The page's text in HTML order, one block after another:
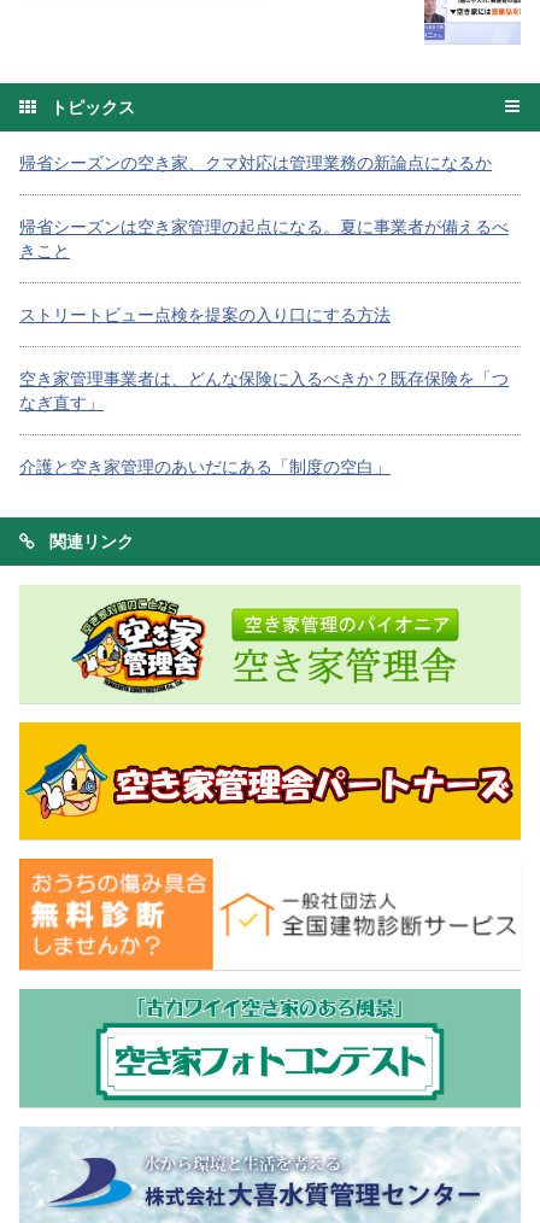
トピックス
帰省シーズンの空き家、クマ対応は管理業務の新論点になるか
帰省シーズンは空き家管理の起点になる。夏に事業者が備えるべ
きこと
ストリートビュー点検を提案の入り口にする方法
空き家管理事業者は、どんな保険に入るべきか？既存保険を「つ
なぎ直す」
介護と空き家管理のあいだにある「制度の空白」
関連リンク